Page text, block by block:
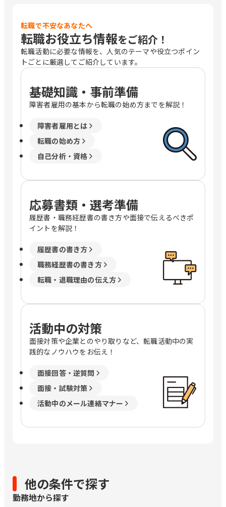
転職で不安なあなたへ
転職お役立ち情報をご紹介！
転職活動に必要な情報を、人気のテーマや役立つポイン
トごとに厳選してご紹介しています。
基礎知識・事前準備
障害者雇用の基本から転職の始め方までを解説！
障害者雇用とは
転職の始め方
自己分析・資格
応募書類・選考準備
履歴書・職務経歴書の書き方や面接で伝えるべきポ
イントを解説！
履歴書の書き方
職務経歴書の書き方
転職・退職理由の伝え方
活動中の対策
面接対策や企業とのやり取りなど、転職活動中の実
践的なノウハウをお伝え！
面接回答・逆質問
面接・試験対策
活動中のメール連絡マナー
他の条件で探す
勤務地から探す